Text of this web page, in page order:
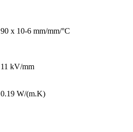
90 x 10-6 mm/mm/°C
11 kV/mm
0.19 W/(m.K)